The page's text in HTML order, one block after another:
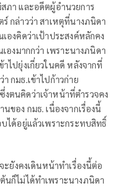
ภา และอดีตผู้อำนวยการ
กล่าวว่า สาเหตุที่นางภนิดา
องคิดว่าเป้าประสงค์หลักคง
องมากกว่า เพราะนางภนิดา
ไปยุ่งเกี่ยวในคดี หลังจากที่
กมธ.เข้าไปก้าวก่าย
ตนคิดว่าเจ้าหน้าที่ตำรวจคง
ของ กมธ. เนื่องจากเรื่องนี้
ได้อยู่แล้วเพราะกระทบสิทธิ์
ะยังคงเดินหน้าทำเรื่องนี้ต่อ
นก็ไม่ได้ทำเพราะนางภนิดา